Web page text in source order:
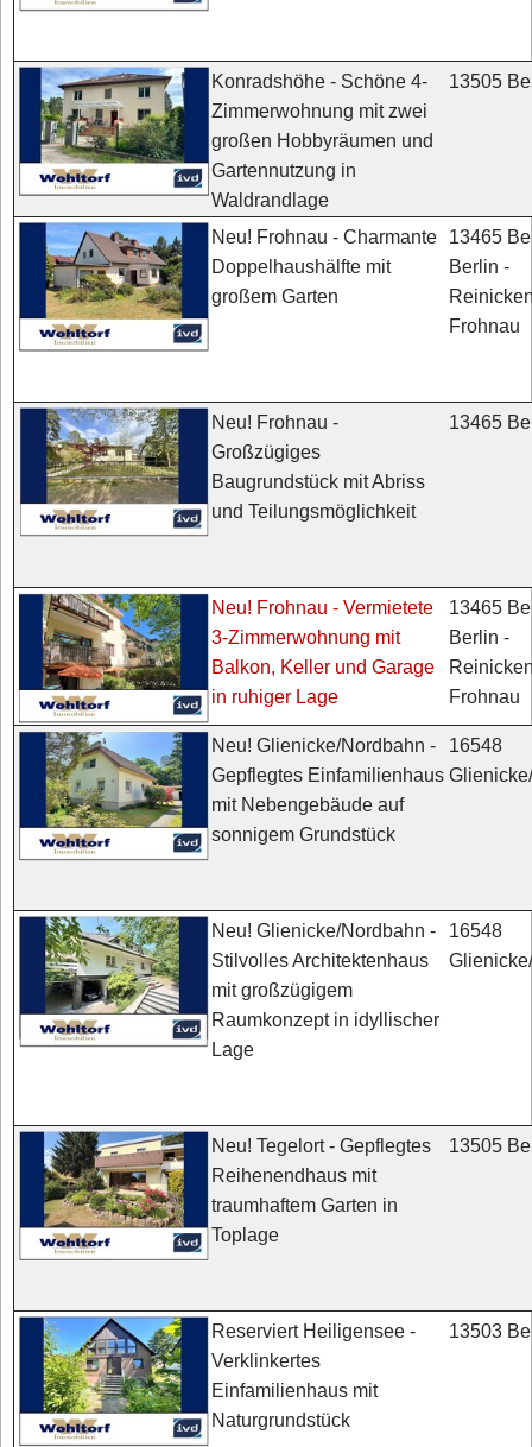
Konradshöhe - Schöne 4-
Zimmerwohnung mit zwei
großen Hobbyräumen und
Gartennutzung in
Waldrandlage
13505
Neu! Frohnau - Charmante
Doppelhaushälfte mit
großem Garten
13465
Berlin -
Frohnau
Neu! Frohnau -
Großzügiges
Baugrundstück mit Abriss
und Teilungsmöglichkeit
13465
Neu! Frohnau - Vermietete
3-Zimmerwohnung mit
Balkon, Keller und Garage
in ruhiger Lage
13465
Berlin -
Frohnau
Neu! Glienicke/Nordbahn -
Gepflegtes Einfamilienhaus
mit Nebengebäude auf
sonnigem Grundstück
16548
Neu! Glienicke/Nordbahn -
Stilvolles Architektenhaus
mit großzügigem
Raumkonzept in idyllischer
Lage
16548
Neu! Tegelort - Gepflegtes
Reihenendhaus mit
traumhaftem Garten in
Toplage
13505
Reserviert Heiligensee -
Verklinkertes
Einfamilienhaus mit
Naturgrundstück
13503